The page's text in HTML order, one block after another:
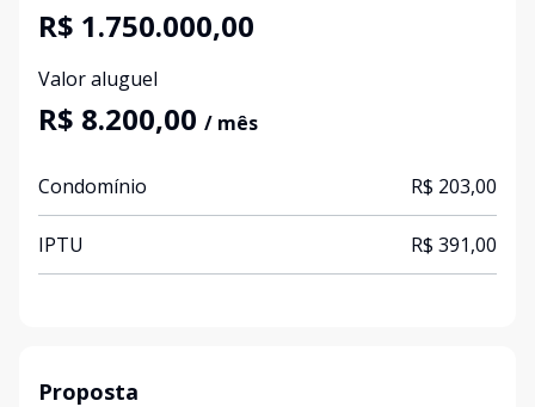
R$ 1.750.000,00
Valor aluguel
R$ 8.200,00 / mês
Condomínio R$ 203,00
IPTU R$ 391,00
Proposta